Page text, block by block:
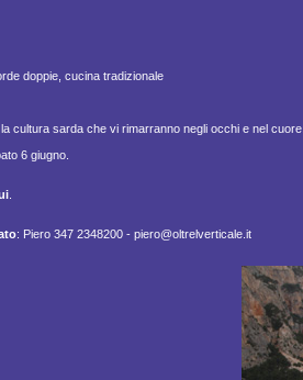
doppie, cucina tradizionale
cultura sarda che vi rimarranno negli occhi e nel cuore.
6 giugno.
.
: Piero 347 2348200 - piero@oltrelverticale.it